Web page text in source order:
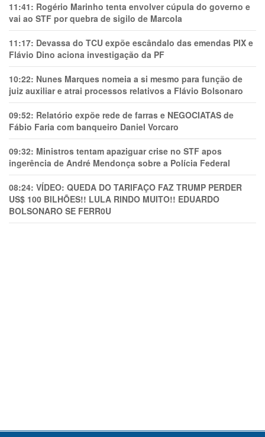
11:41: Rogério Marinho tenta envolver cúpula do governo e
vai ao STF por quebra de sigilo de Marcola
11:17: Devassa do TCU expõe escândalo das emendas PIX e
Flávio Dino aciona investigação da PF
10:22: Nunes Marques nomeia a si mesmo para função de
juiz auxiliar e atrai processos relativos a Flávio Bolsonaro
09:52: Relatório expõe rede de farras e NEGOCIATAS de
Fábio Faria com banqueiro Daniel Vorcaro
09:32: Ministros tentam apaziguar crise no STF apos
ingerência de André Mendonça sobre a Polícia Federal
08:24: VÍDEO: QUEDA DO TARIFAÇO FAZ TRUMP PERDER
US$ 100 BILHÕES!! LULA RINDO MUITO!! EDUARDO
BOLSONARO SE FERR0U